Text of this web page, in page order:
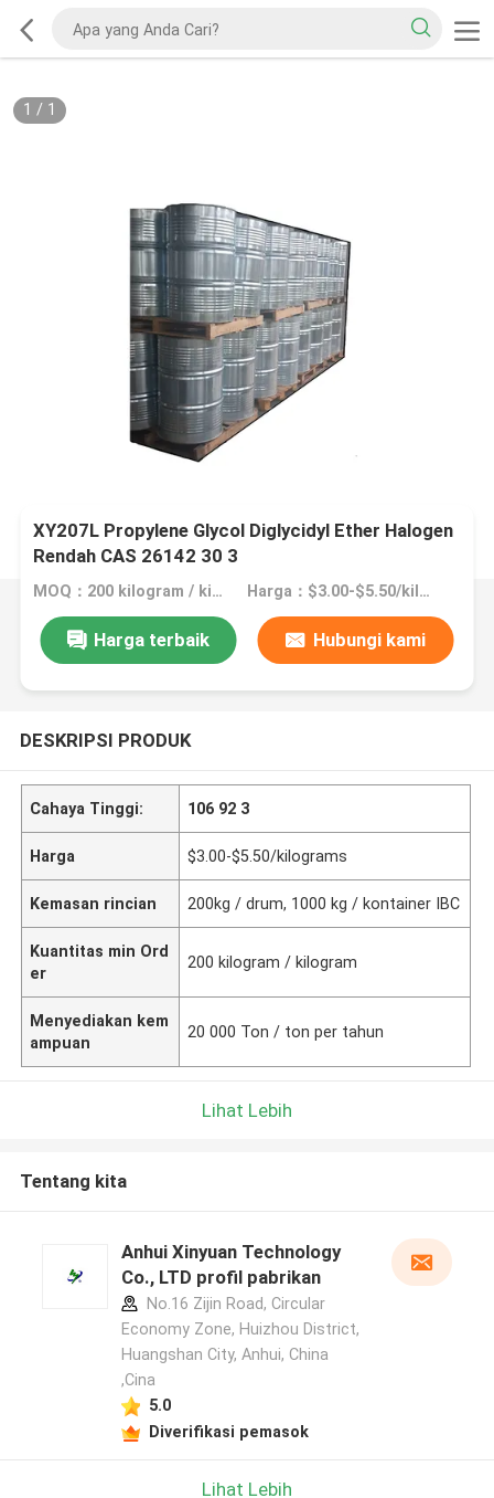
1 / 1
XY207L Propylene Glycol Diglycidyl Ether Halogen
Rendah CAS 26142 30 3
MOQ：200 kilogram / kilogram Harga：$3.00-$5.50/kilograms
Harga terbaik Hubungi kami
DESKRIPSI PRODUK
Cahaya Tinggi: 106 92 3
Harga $3.00-$5.50/kilograms
Kemasan rincian 200kg / drum, 1000 kg / kontainer IBC
Kuantitas min Ord
er
200 kilogram / kilogram
Menyediakan kem
ampuan
20 000 Ton / ton per tahun
Lihat Lebih
Tentang kita
Anhui Xinyuan Technology
Co., LTD profil pabrikan
No.16 Zijin Road, Circular
Economy Zone, Huizhou District,
Huangshan City, Anhui, China
,Cina
5.0
Diverifikasi pemasok
Lihat Lebih